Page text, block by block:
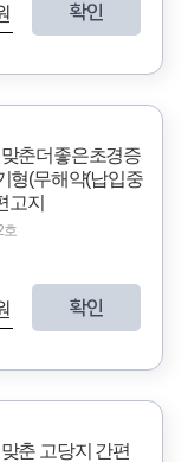
확인
춘더좋은초경증
형(무해약(납입중
고지
호
확인
춘 고당지 간편